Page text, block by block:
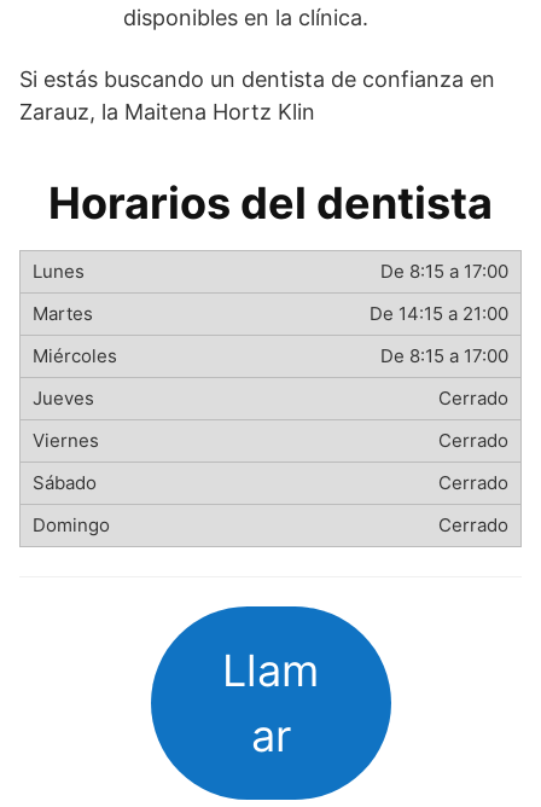
disponibles en la clínica.
Si estás buscando un dentista de confianza en
Zarauz, la Maitena Hortz Klin
Horarios del dentista
De 8:15 a 17:00
De 14:15 a 21:00
De 8:15 a 17:00
Cerrado
Cerrado
Cerrado
Cerrado
Llam
ar